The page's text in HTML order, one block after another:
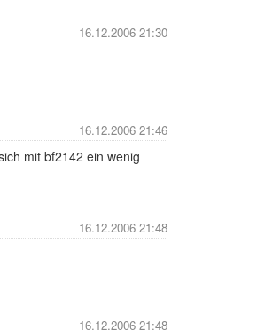
16.12.2006 21:30
16.12.2006 21:46
mit bf2142 ein wenig
16.12.2006 21:48
16.12.2006 21:48